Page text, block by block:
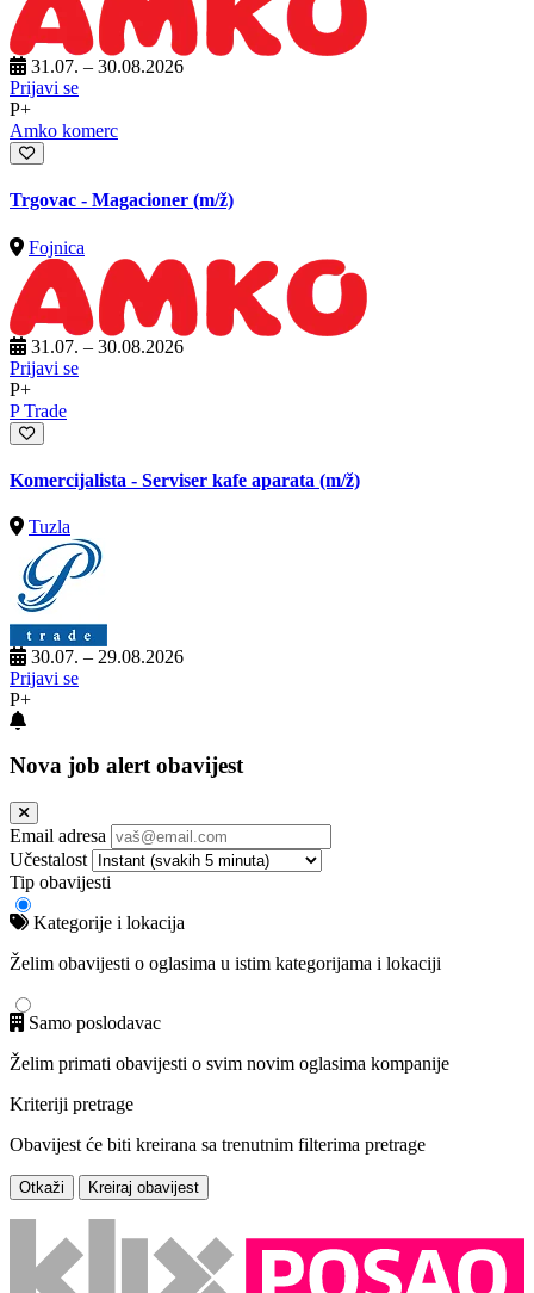
31.07. – 30.08.2026
Prijavi se
P+
Amko komerc
Trgovac - Magacioner (m/ž)
Fojnica
31.07. – 30.08.2026
Prijavi se
P+
P Trade
Komercijalista - Serviser kafe aparata (m/ž)
Tuzla
30.07. – 29.08.2026
Prijavi se
P+
Nova job alert obavijest
Email adresa
Učestalost
Tip obavijesti
Kategorije i lokacija
Želim obavijesti o oglasima u istim kategorijama i lokaciji
Samo poslodavac
Želim primati obavijesti o svim novim oglasima kompanije
Kriteriji pretrage
Obavijest će biti kreirana sa trenutnim filterima pretrage
Otkaži Kreiraj obavijest